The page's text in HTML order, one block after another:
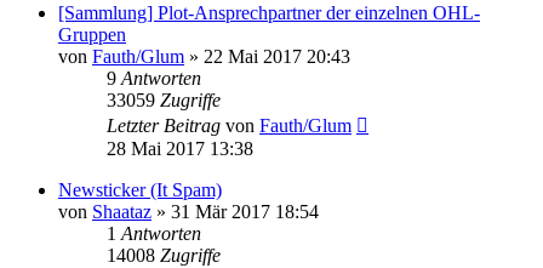
[Sammlung] Plot-Ansprechpartner der einzelnen OHL-
Gruppen
von Fauth/Glum » 22 Mai 2017 20:43
9 Antworten
33059 Zugriffe
Letzter Beitrag von Fauth/Glum
28 Mai 2017 13:38
Newsticker (It Spam)
von Shaataz » 31 Mär 2017 18:54
1 Antworten
14008 Zugriffe